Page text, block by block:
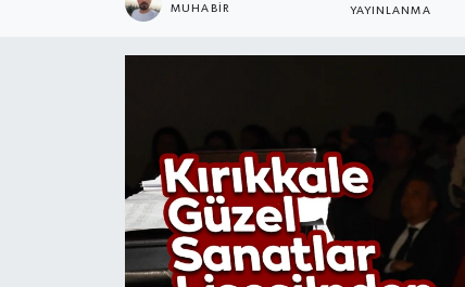
MUHABIR YAYINLANMA